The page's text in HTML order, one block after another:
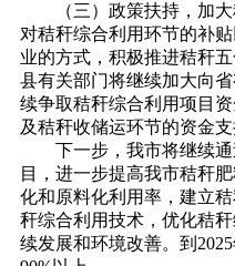
（三）政策扶持，加大
对秸秆综合利用环节的补
业的方式，积极推进秸秆
县有关部门将继续加大向
续争取秸秆综合利用项目
及秸秆收储运环节的资金支
下一步，我市将继续通
目，进一步提高我市秸秆
化和原料化利用率，建立
秆综合利用技术，优化秸
续发展和环境改善。到